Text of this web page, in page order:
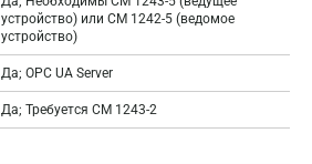
устройство) или CM 1242-5 (ведомое
устройство)
Да; OPC UA Server
Да; Требуется CM 1243-2